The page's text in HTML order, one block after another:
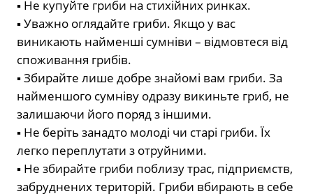
▪ Не купуйте гриби на стихійних ринках.
▪ Уважно оглядайте гриби. Якщо у вас
виникають найменші сумніви – відмовтеся від
споживання грибів.
▪ Збирайте лише добре знайомі вам гриби. За
найменшого сумніву одразу викиньте гриб, не
залишаючи його поряд з іншими.
▪ Не беріть занадто молоді чи старі гриби. Їх
легко переплутати з отруйними.
▪ Не збирайте гриби поблизу трас, підприємств,
забруднених територій. Гриби вбирають в себе